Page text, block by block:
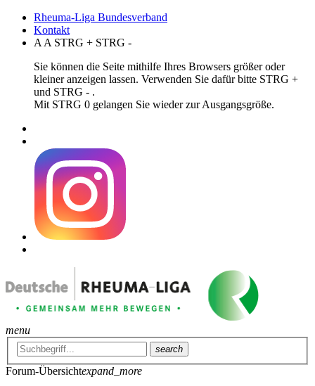
Rheuma-Liga Bundesverband
Kontakt
A A STRG + STRG -
Sie können die Seite mithilfe Ihres Browsers größer oder
kleiner anzeigen lassen. Verwenden Sie dafür bitte STRG +
und STRG - .
Mit STRG 0 gelangen Sie wieder zur Ausgangsgröße.
menu
search
Forum-Übersichtexpand_more